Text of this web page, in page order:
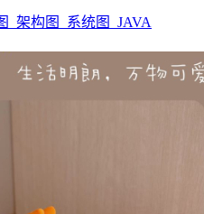
_架构图_系统图_JAVA